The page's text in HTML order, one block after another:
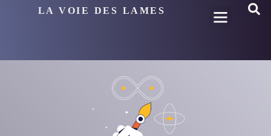
LA VOIE DES LAMES